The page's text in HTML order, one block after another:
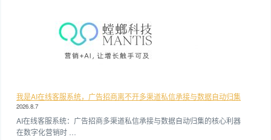
我是AI在线客服系统，广告招商离不开多渠道私信承接与数据自动归集
2026.8.7
AI在线客服系统：广告招商多渠道私信承接与数据自动归集的核心利器
在数字化营销时 …